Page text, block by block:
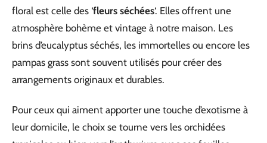
floral est celle des ‘fleurs séchées‘. Elles offrent une
atmosphère bohème et vintage à notre maison. Les
brins d’eucalyptus séchés, les immortelles ou encore les
pampas grass sont souvent utilisés pour créer des
arrangements originaux et durables.
Pour ceux qui aiment apporter une touche d’exotisme à
leur domicile, le choix se tourne vers les orchidées